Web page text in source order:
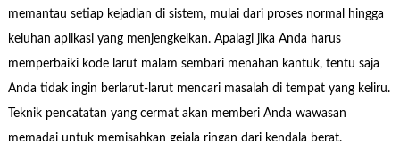
memantau setiap kejadian di sistem, mulai dari proses normal hingga
keluhan aplikasi yang menjengkelkan. Apalagi jika Anda harus
memperbaiki kode larut malam sembari menahan kantuk, tentu saja
Anda tidak ingin berlarut-larut mencari masalah di tempat yang keliru.
Teknik pencatatan yang cermat akan memberi Anda wawasan
memadai untuk memisahkan gejala ringan dari kendala berat.